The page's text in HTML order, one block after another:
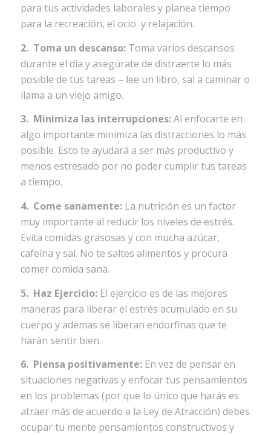
para tus actividades laborales y planea tiempo
para la recreación, el ocio y relajación.
2. Toma un descanso:Toma varios descansos
durante el día y asegúrate de distraerte lo más
posible de tus tareas – lee un libro, sal a caminar o
llama a un viejo amigo.
3. Minimiza las interrupciones:Al enfocarte en
algo importante minimiza las distracciones lo más
posible. Esto te ayudará a ser más productivo y
menos estresado por no poder cumplir tus tareas
a tiempo.
4. Come sanamente:La nutrición es un factor
muy importante al reducir los niveles de estrés.
Evita comidas grasosas y con mucha azúcar,
cafeína y sal. No te saltes alimentos y procura
comer comida sana.
5. Haz Ejercicio:El ejercicio es de las mejores
maneras para liberar el estrés acumulado en su
cuerpo y ademas se liberan endorfinas que te
harán sentir bien.
6. Piensa positivamente:En vez de pensar en
situaciones negativas y enfocar tus pensamientos
en los problemas (por que lo único que harás es
atraer más de acuerdo a la Ley de Atracción) debes
ocupar tu mente pensamientos constructivos y